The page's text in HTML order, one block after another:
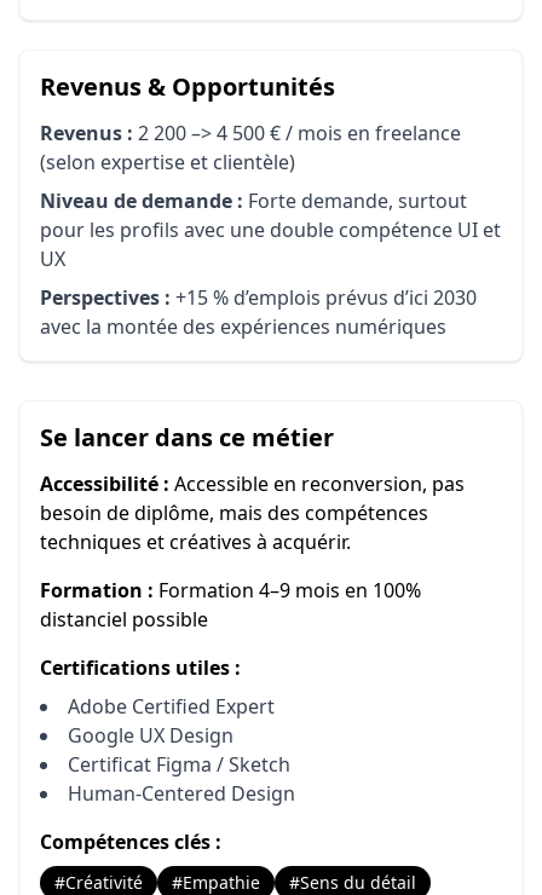
Revenus & Opportunités
Revenus : 2 200 –> 4 500 € / mois en freelance
(selon expertise et clientèle)
Niveau de demande : Forte demande, surtout
pour les profils avec une double compétence UI et
UX
Perspectives : +15 % d’emplois prévus d’ici 2030
avec la montée des expériences numériques
Se lancer dans ce métier
Accessibilité : Accessible en reconversion, pas
besoin de diplôme, mais des compétences
techniques et créatives à acquérir.
Formation : Formation 4–9 mois en 100%
distanciel possible
Certifications utiles :
Adobe Certified Expert
Google UX Design
Certificat Figma / Sketch
Human‑Centered Design
Compétences clés :
#Créativité #Empathie
#Sens du détail